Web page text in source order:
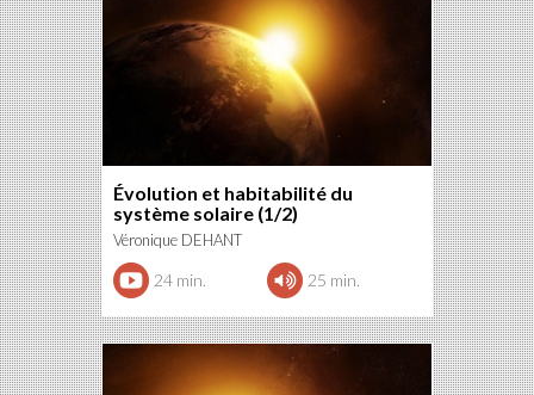
Évolution et habitabilité du
système solaire (1/2)
Véronique DEHANT
24 min. 25 min.